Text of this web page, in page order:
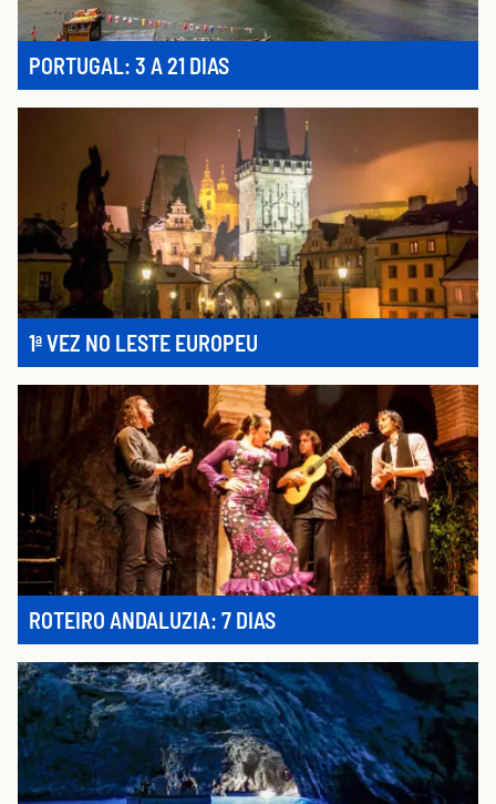
PORTUGAL: 3 A 21 DIAS
1ª VEZ NO LESTE EUROPEU
ROTEIRO ANDALUZIA: 7 DIAS